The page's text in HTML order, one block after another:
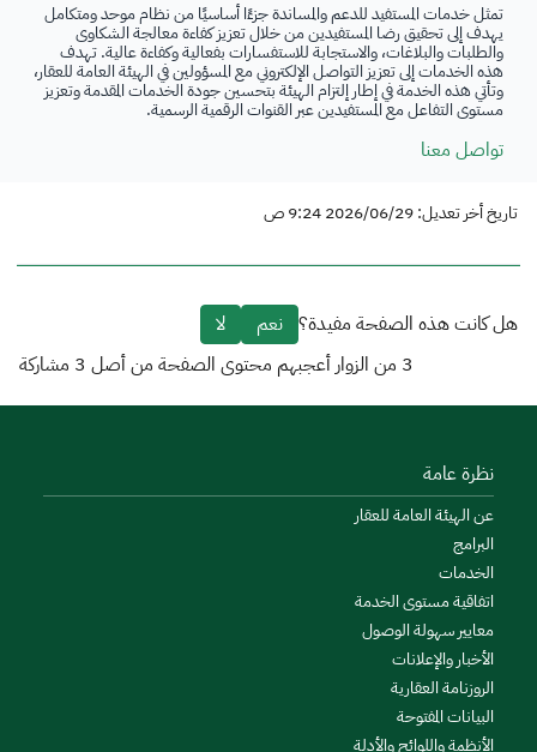
تمثل خدمات المستفيد للدعم والمساندة جزءًا أساسيًا من نظام موحد ومتكامل
يهدف إلى تحقيق رضا المستفيدين من خلال تعزيز كفاءة معالجة الشكاوى
والطلبات والبلاغات، والاستجابة للاستفسارات بفعالية وكفاءة عالية. تهدف
هذه الخدمات إلى تعزيز التواصل الإلكتروني مع المسؤولين في الهيئة العامة للعقار،
وتأتي هذه الخدمة في إطار إلتزام الهيئة بتحسين جودة الخدمات المقدمة وتعزيز
مستوى التفاعل مع المستفيدين عبر القنوات الرقمية الرسمية.
تواصل معنا
تاريخ أخر تعديل: 2026/06/29 9:24 ص
هل كانت هذه الصفحة مفيدة؟ نعم
لا
3 من الزوار أعجبهم محتوى الصفحة من أصل 3 مشاركة
نظرة عامة
عن الهيئة العامة للعقار
البرامج
الخدمات
اتفاقية مستوى الخدمة
معايير سهولة الوصول
الأخبار والإعلانات
الروزنامة العقارية
البيانات المفتوحة
الأنظمة واللوائح والأدلة